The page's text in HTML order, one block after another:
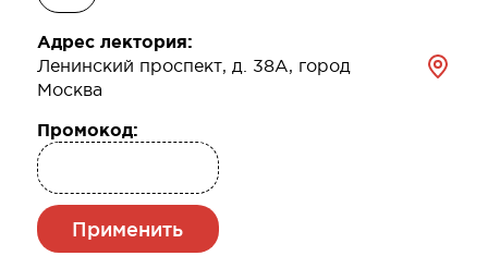
Адрес лектория:
Ленинский проспект, д. 38А, город
Москва
Промокод:
Применить